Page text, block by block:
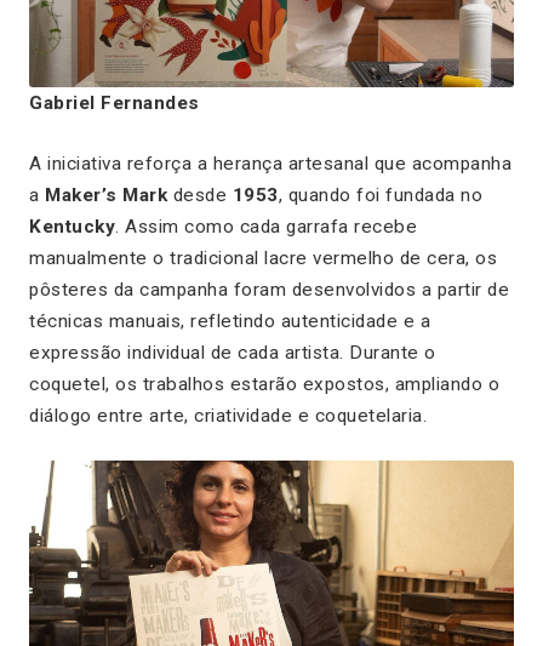
Gabriel Fernandes
A iniciativa reforça a herança artesanal que acompanha
a Maker’s Mark desde 1953, quando foi fundada no
Kentucky . Assim como cada garrafa recebe
manualmente o tradicional lacre vermelho de cera, os
pôsteres da campanha foram desenvolvidos a partir de
técnicas manuais, refletindo autenticidade e a
expressão individual de cada artista. Durante o
coquetel, os trabalhos estarão expostos, ampliando o
diálogo entre arte, criatividade e coquetelaria.